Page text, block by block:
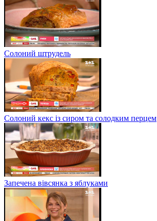
Солоний штрудель
Солоний кекс із сиром та солодким перцем
Запечена вівсянка з яблуками